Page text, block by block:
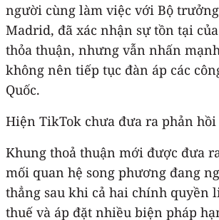
người cùng làm việc với Bộ
Madrid, đã xác nhận sự tồn tại
thỏa thuận, nhưng vẫn nhấn
không nên tiếp tục đàn áp các
Quốc.
Hiện TikTok chưa đưa ra phản hồi
Khung thoả thuận mới được đưa
mối quan hệ song phương đang
thẳng sau khi cả hai chính quyền
thuế và áp đặt nhiều biện pháp